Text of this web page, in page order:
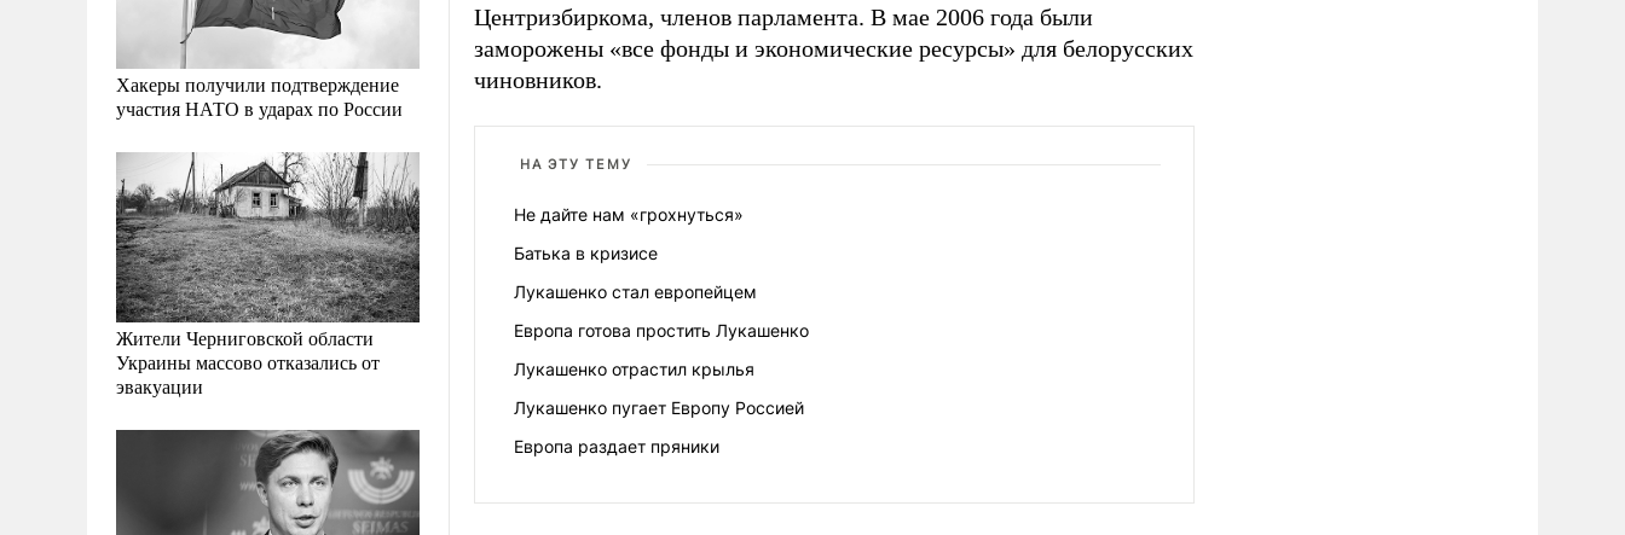
Хакеры получили подтверждение
участия НАТО в ударах по России
Жители Черниговской области
Украины массово отказались от
эвакуации
Центризбиркома, членов парламента. В мае 2006 года были
заморожены «все фонды и экономические ресурсы» для белорусских
чиновников.
НА ЭТУ ТЕМУ
Не дайте нам «грохнуться»
Батька в кризисе
Лукашенко стал европейцем
Европа готова простить Лукашенко
Лукашенко отрастил крылья
Лукашенко пугает Европу Россией
Европа раздает пряники